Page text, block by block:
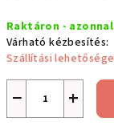
Raktáron -
Várható kézbesítés:
Szállítási
+
−